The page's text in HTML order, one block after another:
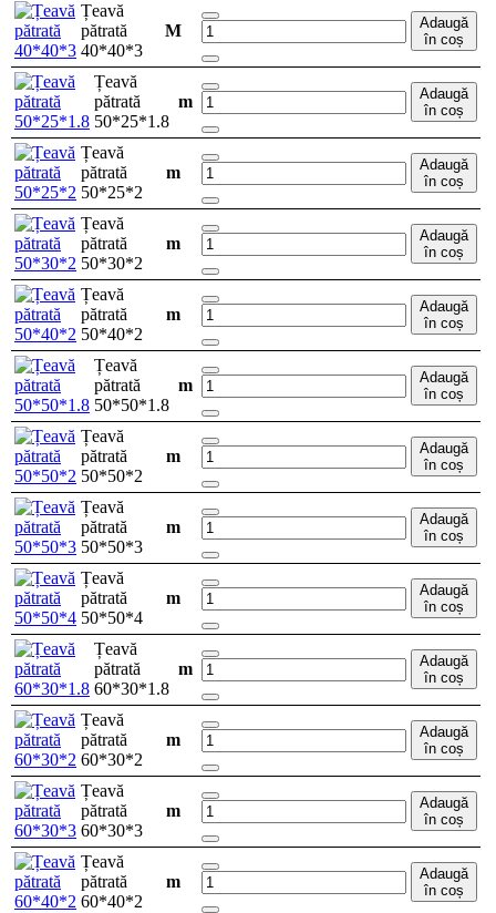
Țeavă
pătrată
40*40*3
M
Adaugă
în coș
Țeavă
pătrată
50*25*1.8
m
Adaugă
în coș
Țeavă
pătrată
50*25*2
m
Adaugă
în coș
Țeavă
pătrată
50*30*2
m
Adaugă
în coș
Țeavă
pătrată
50*40*2
m
Adaugă
în coș
Țeavă
pătrată
50*50*1.8
m
Adaugă
în coș
Țeavă
pătrată
50*50*2
m
Adaugă
în coș
Țeavă
pătrată
50*50*3
m
Adaugă
în coș
Țeavă
pătrată
50*50*4
m
Adaugă
în coș
Țeavă
pătrată
60*30*1.8
m
Adaugă
în coș
Țeavă
pătrată
60*30*2
m
Adaugă
în coș
Țeavă
pătrată
60*30*3
m
Adaugă
în coș
Țeavă
pătrată
60*40*2
m
Adaugă
în coș